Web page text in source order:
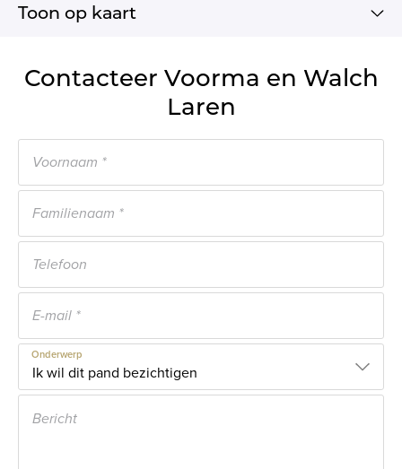
Toon op kaart
Contacteer Voorma en Walch
Laren
Onderwerp